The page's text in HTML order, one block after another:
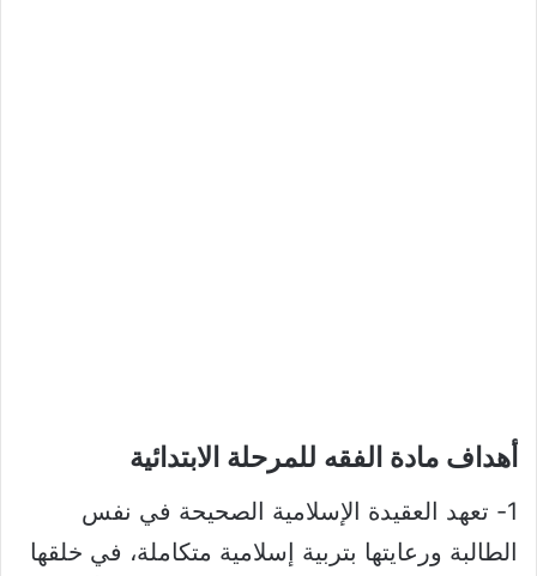
أهداف مادة الفقه للمرحلة الابتدائية​
1- تعهد العقيدة الإسلامية الصحيحة في نفس
الطالبة ورعايتها بتربية إسلامية متكاملة، في خلقها